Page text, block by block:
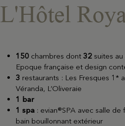
L'Hôtel
150 chambres dont 32 suites
Epoque française et design
3 restaurants : Les Fresques 1*
Véranda, L’Oliveraie
1 bar
1 spa : evian®SPA avec salle de
bain bouillonnant extérieur